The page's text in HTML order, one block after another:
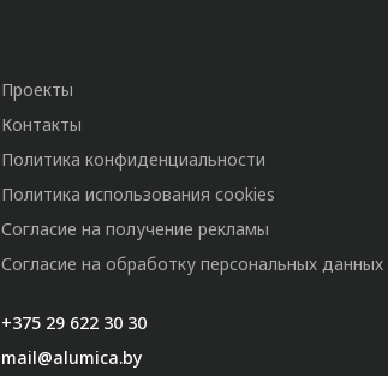
Проекты
Контакты
Политика конфиденциальности
Политика использования cookies
Согласие на получение рекламы
Согласие на обработку персональных данных
+375 29 622 30 30
mail@alumica.by